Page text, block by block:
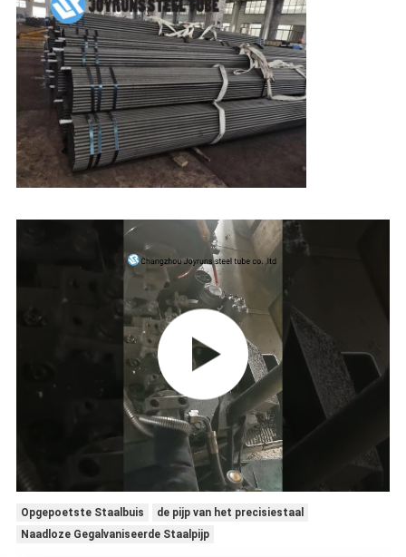
Opgepoetste Staalbuis
de pijp van het precisiestaal
Naadloze Gegalvaniseerde Staalpijp